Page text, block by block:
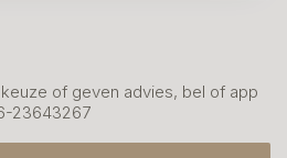
of geven advies, bel of app
23643267